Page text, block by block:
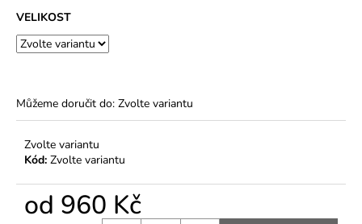
VELIKOST
Můžeme doručit do: Zvolte variantu
Zvolte variantu
Kód: Zvolte variantu
od 960 Kč
SE
LIŠIT
-
-
85
%
BAVLNA,
15
%
244
Kč